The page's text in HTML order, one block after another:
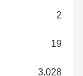
2
19
3,028